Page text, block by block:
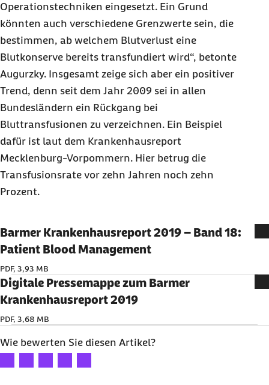
Operationstechniken eingesetzt. Ein Grund
könnten auch verschiedene Grenzwerte sein, die
bestimmen, ab welchem Blutverlust eine
Blutkonserve bereits transfundiert wird“, betonte
Augurzky. Insgesamt zeige sich aber ein positiver
Trend, denn seit dem Jahr 2009 sei in allen
Bundesländern ein Rückgang bei
Bluttransfusionen zu verzeichnen. Ein Beispiel
dafür ist laut dem Krankenhausreport
Mecklenburg-Vorpommern. Hier betrug die
Transfusionsrate vor zehn Jahren noch zehn
Prozent.
Barmer Krankenhausreport 2019 – Band 18:
Patient Blood Management
PDF, 3,93 MB
Digitale Pressemappe zum Barmer
Krankenhausreport 2019
PDF, 3,68 MB
Wie bewerten Sie diesen Artikel?
Ihre Bewertung: 1 Stern
Ihre Bewertung: 2 Sterne
Ihre Bewertung: 3 Sterne
Ihre Bewertung: 4 Sterne
Ihre Bewertung: 5 Sterne